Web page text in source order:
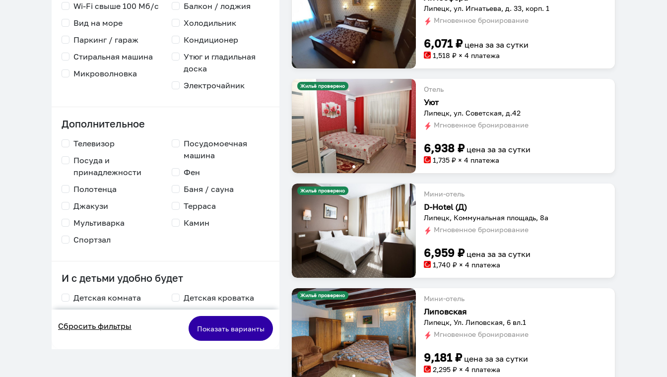
Wi-Fi свыше 100 Мб/с
Балкон / лоджия
Вид на море
Паркинг / гараж
Холодильник
Кондиционер
Стиральная машина
Микроволновка
Утюг и гладильная
доска
Электрочайник
Дополнительное
Телевизор
Посуда и
принадлежности
Посудомоечная
машина
Фен
Полотенца
Джакузи
Баня / сауна
Терраса
Мультиварка
Спортзал
Камин
И с детьми удобно будет
Детская комната
кормления
Детская кроватка
Двухъярусная
кровать
Сбросить фильтры Показать варианты
Липецк, ул. Игнатьева, д. 33, корп. 1
Мгновенное бронирование
6,071₽ цена заза сутки
1,518 ₽ × 4 платежа
Жильё проверено Отель
Уют
Липецк, ул. Советская, д.42
Мгновенное бронирование
6,938 ₽ цена заза сутки
1,735 ₽ × 4 платежа
Жильё проверено Мини-отель
D-Hotel (Д)
Липецк, Коммунальная площадь, 8а
Мгновенное бронирование
6,959 ₽ цена заза сутки
1,740 ₽ × 4 платежа
Жильё проверено Мини-отель
Липовская
Липецк, Ул. Липовская, 6 вл.1
Мгновенное бронирование
9,181₽ цена заза сутки
2,295 ₽ × 4 платежа